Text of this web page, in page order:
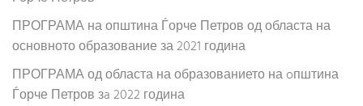
ПРОГРАМА на општина Ѓорче Петров од областа на
основното образование за 2021 година
ПРОГРАМА од областа на образованието на oпштина
Ѓорче Петров зa 2022 година